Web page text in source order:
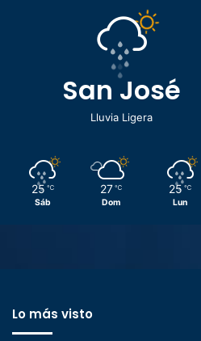
San José
Lluvia Ligera
25 ℃
Sáb
27 ℃
Dom
25 ℃
Lun
Lo más visto